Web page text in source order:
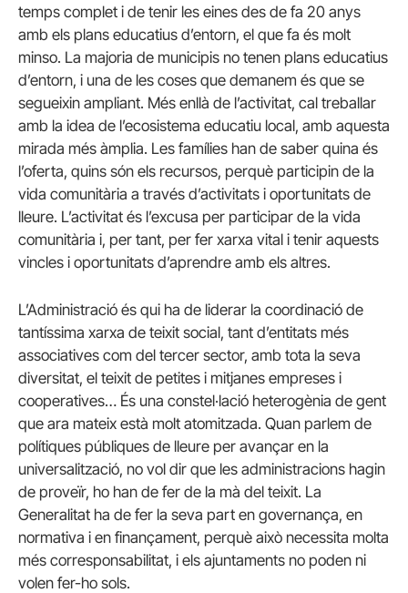
temps complet i de tenir les eines des de fa 20 anys
amb els plans educatius d’entorn, el que fa és molt
minso. La majoria de municipis no tenen plans educatius
d’entorn, i una de les coses que demanem és que se
segueixin ampliant. Més enllà de l’activitat, cal treballar
amb la idea de l’ecosistema educatiu local, amb aquesta
mirada més àmplia. Les famílies han de saber quina és
l’oferta, quins són els recursos, perquè participin de la
vida comunitària a través d’activitats i oportunitats de
lleure. L’activitat és l’excusa per participar de la vida
comunitària i, per tant, per fer xarxa vital i tenir aquests
vincles i oportunitats d’aprendre amb els altres.
L’Administració és qui ha de liderar la coordinació de
tantíssima xarxa de teixit social, tant d’entitats més
associatives com del tercer sector, amb tota la seva
diversitat, el teixit de petites i mitjanes empreses i
cooperatives… És una constel·lació heterogènia de gent
que ara mateix està molt atomitzada. Quan parlem de
polítiques públiques de lleure per avançar en la
universalització, no vol dir que les administracions hagin
de proveïr, ho han de fer de la mà del teixit. La
Generalitat ha de fer la seva part en governança, en
normativa i en finançament, perquè això necessita molta
més corresponsabilitat, i els ajuntaments no poden ni
volen fer-ho sols.